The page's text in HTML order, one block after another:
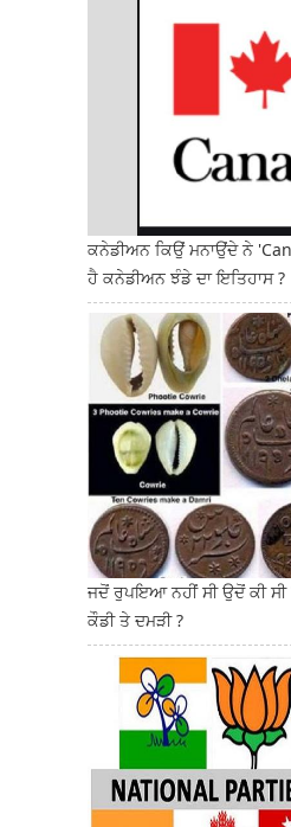
ਕਨੇਡੀਅਨ ਕਿਉਂ ਮਨਾਉਂਦੇ ਨੇ
ਹੈ ਕਨੇਡੀਅਨ ਝੰਡੇ ਦਾ ਇਤਿਹਾਸ ?
ਜਦੋਂ ਰੁਪਇਆ ਨਹੀਂ ਸੀ ਉਦੋਂ ਕੀ ਸੀ
ਕੌਡੀ ਤੇ ਦਮੜੀ ?